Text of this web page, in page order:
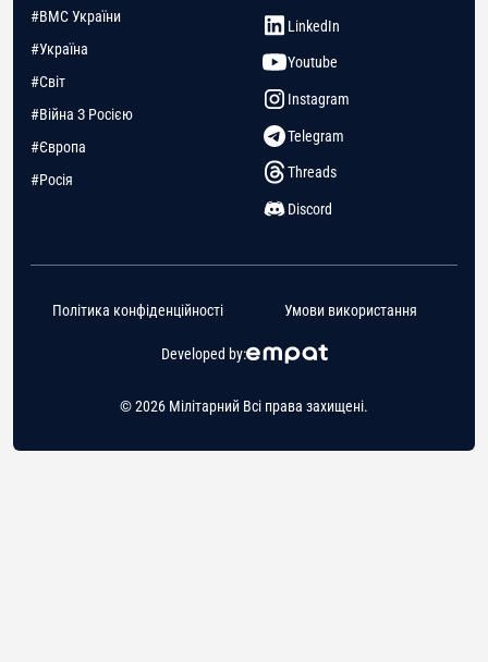
#ВМС України
#Україна
#Світ
#Війна З Росією
#Європа
#Росія
LinkedIn
Youtube
Instagram
Telegram
Threads
Discord
© 2026 Мілітарний Всі права захищені.
Developed by:
Політика конфіденційності Умови використання